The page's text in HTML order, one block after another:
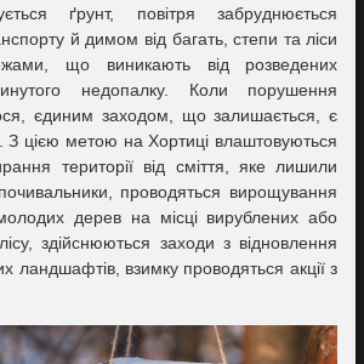
ґрунт, повітря забруднюється
й димом від багать, степи та ліси
що виникають від розведених
недопалку. Коли порушення
єдиним заходом, що залишається, є
З цією метою на Хортиці влаштовуються
території від сміття, яке лишили
проводяться вирощування
дерев на місці вирублених або
здійснюються заходи з відновлення
ландшафтів, взимку проводяться акції з